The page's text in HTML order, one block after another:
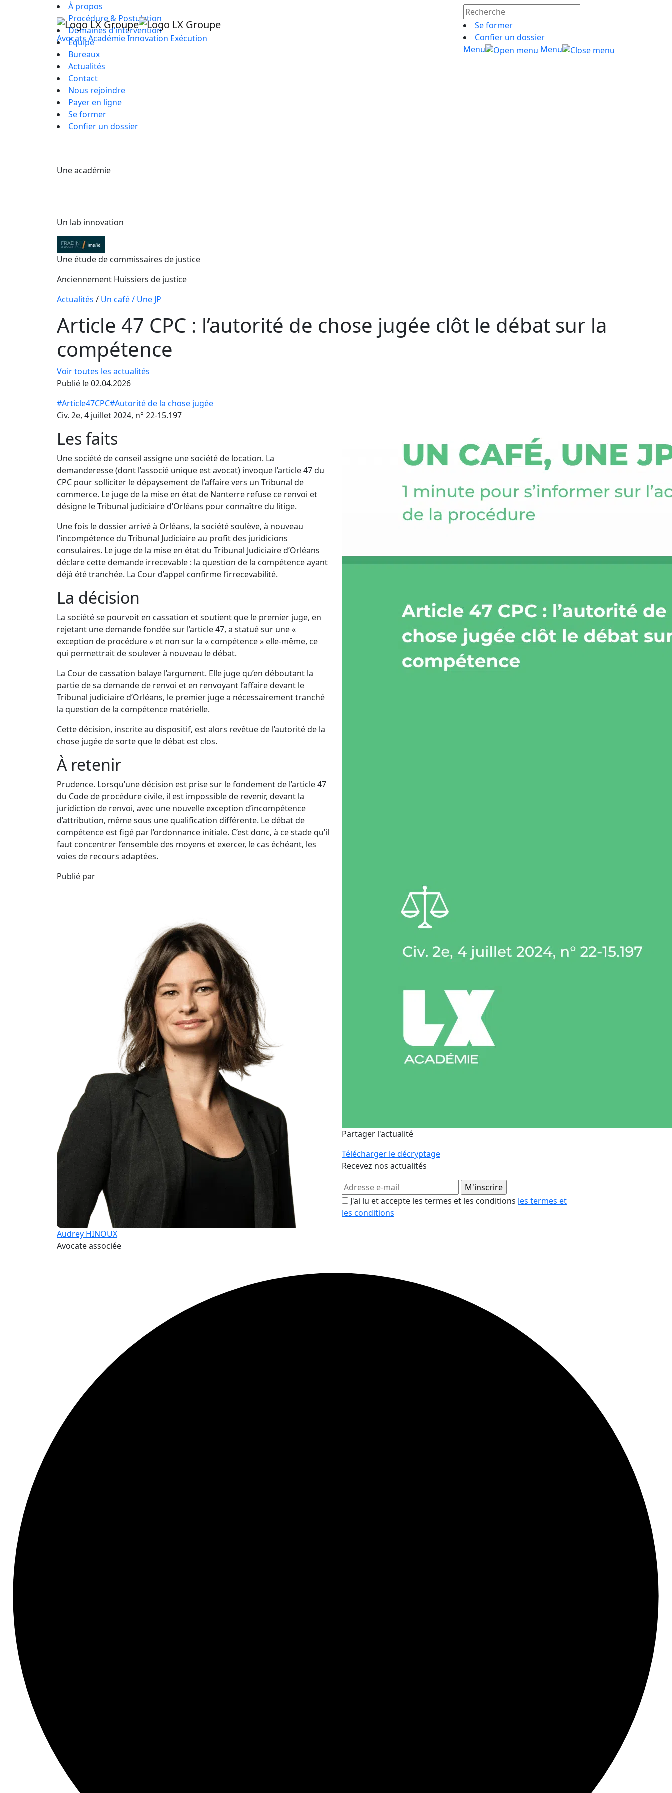
AvocatsAcadémieInnovation Exécution
Se former
Confier un dossier
Menu
Menu
À propos
Procédure & Postulation
Domaines d’intervention
Équipe
Bureaux
Actualités
Contact
Nous rejoindre
Payer en ligne
Se former
Confier un dossier
Une académie
Un lab innovation
Une étude de commissaires de justice
Anciennement Huissiers de justice
Actualités / Un café / Une JP
Article 47 CPC : l’autorité de chose jugée clôt le débat sur la
compétence
Voir toutes les actualités
Publié le 02.04.2026
#Article47CPC#Autorité de la chose jugée
Civ. 2e, 4 juillet 2024, n° 22-15.197
Les faits
Une société de conseil assigne une société de location. La
demanderesse (dont l’associé unique est avocat) invoque l’article 47 du
CPC pour solliciter le dépaysement de l’affaire vers un Tribunal de
commerce. Le juge de la mise en état de Nanterre refuse ce renvoi et
désigne le Tribunal judiciaire d’Orléans pour connaître du litige.
Une fois le dossier arrivé à Orléans, la société soulève, à nouveau
l’incompétence du Tribunal Judiciaire au profit des juridicions
consulaires. Le juge de la mise en état du Tribunal Judiciaire d’Orléans
déclare cette demande irrecevable : la question de la compétence ayant
déjà été tranchée. La Cour d’appel confirme l’irrecevabilité.
La décision
La société se pourvoit en cassation et soutient que le premier juge, en
rejetant une demande fondée sur l’article 47, a statué sur une «
exception de procédure » et non sur la « compétence » elle-même, ce
qui permettrait de soulever à nouveau le débat.
La Cour de cassation balaye l’argument. Elle juge qu’en déboutant la
partie de sa demande de renvoi et en renvoyant l’affaire devant le
Tribunal judiciaire d’Orléans, le premier juge a nécessairement tranché
la question de la compétence matérielle.
Cette décision, inscrite au dispositif, est alors revêtue de l’autorité de la
chose jugée de sorte que le débat est clos.
À retenir
Prudence. Lorsqu’une décision est prise sur le fondement de l’article 47
du Code de procédure civile, il est impossible de revenir, devant la
juridiction de renvoi, avec une nouvelle exception d’incompétence
d’attribution, même sous une qualification différente. Le débat de
compétence est figé par l’ordonnance initiale. C’est donc, à ce stade qu’il
faut concentrer l’ensemble des moyens et exercer, le cas échéant, les
voies de recours adaptées.
Publié par
Audrey HINOUX
Avocate associée
Partager l'actualité
Télécharger le décryptage
Recevez nos actualités
J'ai lu et accepte les termes et les conditions les termes et
les conditions